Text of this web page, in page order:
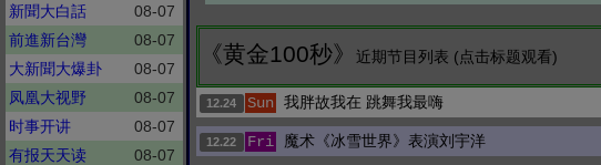
新聞大白話
08-07
前進新台灣
08-07
大新聞大爆卦
08-07
凤凰大视野
08-07
时事开讲
08-07
有报天天读
08-07
《黄金100秒》 近期节目列表 (点击标题观看)
12.24 Sun 我胖故我在 跳舞我最嗨
12.22 Fri 魔术《冰雪世界》表演刘宇洋